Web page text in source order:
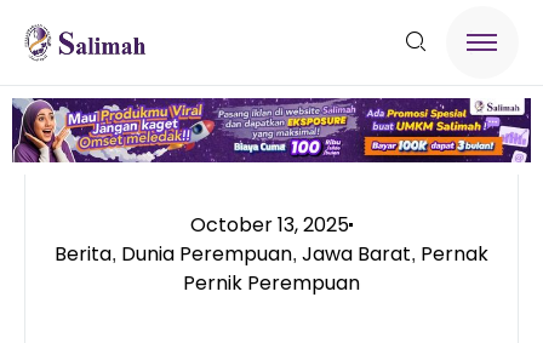
October 13, 2025
Berita, Dunia Perempuan, Jawa Barat, Pernak
Pernik Perempuan